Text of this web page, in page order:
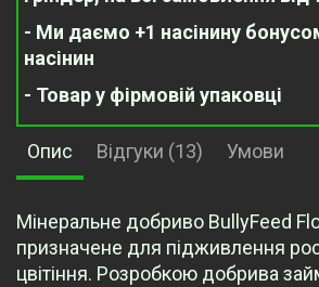
- Ми даємо +1 насінину
насінин
- Товар у фірмовій упаковці
Опис Відгуки (13) Умови
Мінеральне добриво BullyFeed
призначене для підживлення
цвітіння. Розробкою добрива